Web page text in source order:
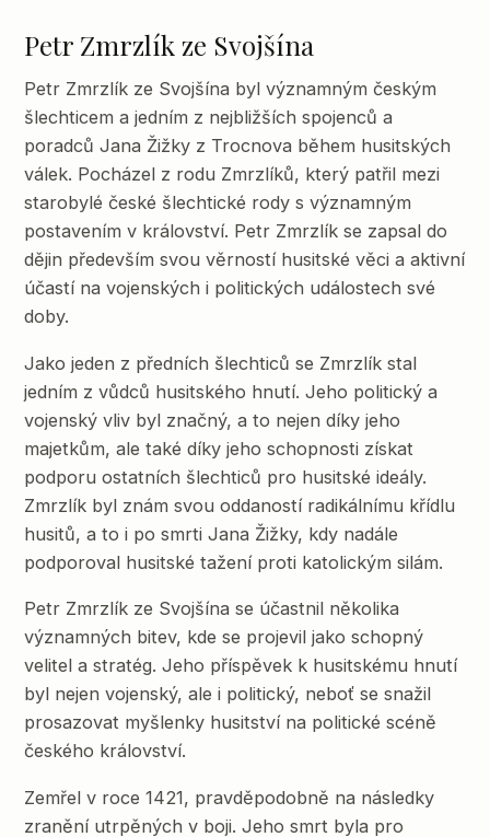
Petr Zmrzlík ze Svojšína
Petr Zmrzlík ze Svojšína byl významným českým
šlechticem a jedním z nejbližších spojenců a
poradců Jana Žižky z Trocnova během husitských
válek. Pocházel z rodu Zmrzlíků, který patřil mezi
starobylé české šlechtické rody s významným
postavením v království. Petr Zmrzlík se zapsal do
dějin především svou věrností husitské věci a aktivní
účastí na vojenských i politických událostech své
doby.
Jako jeden z předních šlechticů se Zmrzlík stal
jedním z vůdců husitského hnutí. Jeho politický a
vojenský vliv byl značný, a to nejen díky jeho
majetkům, ale také díky jeho schopnosti získat
podporu ostatních šlechticů pro husitské ideály.
Zmrzlík byl znám svou oddaností radikálnímu křídlu
husitů, a to i po smrti Jana Žižky, kdy nadále
podporoval husitské tažení proti katolickým silám.
Petr Zmrzlík ze Svojšína se účastnil několika
významných bitev, kde se projevil jako schopný
velitel a stratég. Jeho příspěvek k husitskému hnutí
byl nejen vojenský, ale i politický, neboť se snažil
prosazovat myšlenky husitství na politické scéně
českého království.
Zemřel v roce 1421, pravděpodobně na následky
zranění utrpěných v boji. Jeho smrt byla pro